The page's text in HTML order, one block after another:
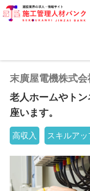
末廣屋電機株式会
老人ホームやト
座います。
高収入 スキルア